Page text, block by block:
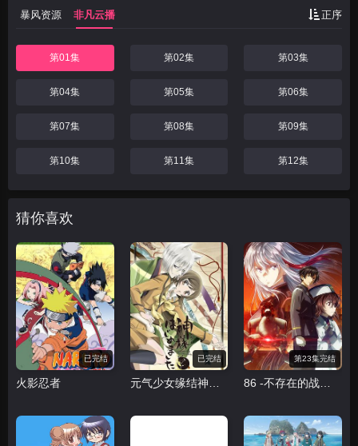
暴风资源 非凡云播 正序
第01集 第02集 第03集
第04集 第05集 第06集
第07集 第08集 第09集
第10集 第11集 第12集
猜你喜欢
已完结
火影忍者
已完结 第23集完结